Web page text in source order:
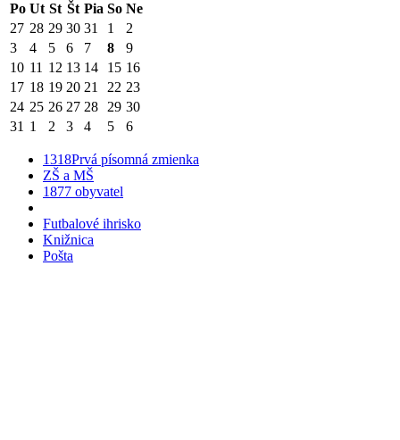
Po Ut St Št Pia So Ne
27 28 29 30 31 1
2
3
4 5 6 7 8
9
10 11 12 13 14 15 16
17 18 19 20 21 22 23
24 25 26 27 28 29 30
31 1 2 3 4 5 6
1318Prvá písomná zmienka
ZŠ a MŠ
1877 obyvatel
Futbalové ihrisko
Knižnica
Pošta